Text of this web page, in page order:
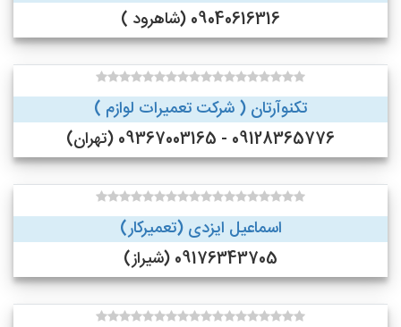
09040616316 (شاهرود )
تکنوآرتان ( شرکت تعمیرات لوازم )
09128365776 - 09367003165 (تهران)
اسماعیل ایزدی (تعمیرکار)
09176343705 (شیراز)